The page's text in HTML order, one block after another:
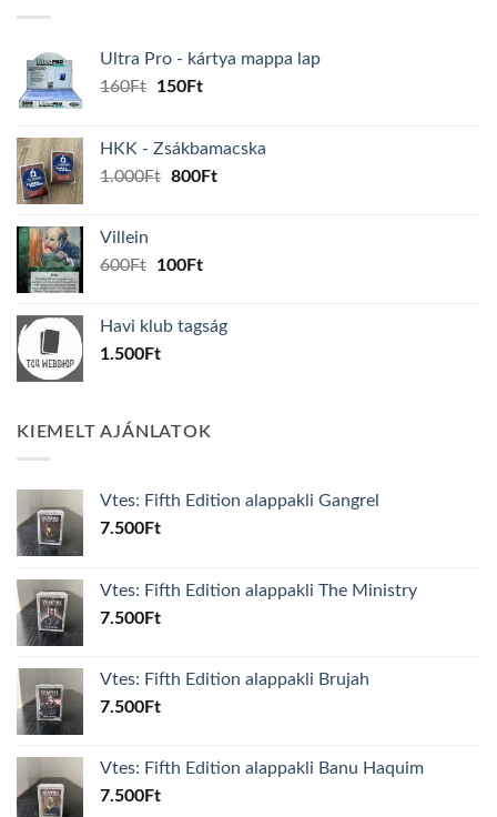
Ultra Pro - kártya mappa lap
160Ft
Original
160Ft.
150FtCurrent
150Ft.
HKK - Zsákbamacska
1.000Ft Original
800FtCurrent
Villein
600Ft
Original
600Ft.
100FtCurrent
100Ft.
Havi klub tagság
1.500Ft
KIEMELT AJÁNLATOK
Vtes: Fifth Edition alappakli Gangrel
7.500Ft
Vtes: Fifth Edition alappakli The Ministry
7.500Ft
Vtes: Fifth Edition alappakli Brujah
7.500Ft
Vtes: Fifth Edition alappakli Banu Haquim
7.500Ft